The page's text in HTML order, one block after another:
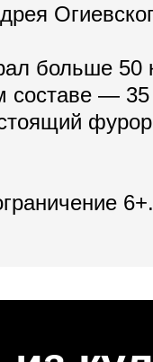
больше 50
составе —
6+.